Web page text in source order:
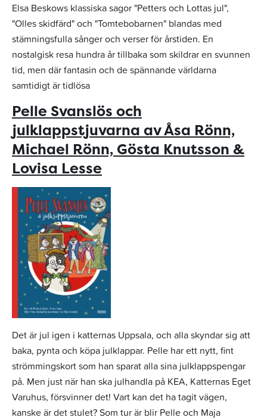
Elsa Beskows klassiska sagor "Petters och Lottas jul",
"Olles skidfärd" och "Tomtebobarnen" blandas med
stämningsfulla sånger och verser för årstiden. En
nostalgisk resa hundra år tillbaka som skildrar en svunnen
tid, men där fantasin och de spännande världarna
samtidigt är tidlösa
Pelle Svanslös och
julklappstjuvarna av Åsa Rönn,
Michael Rönn, Gösta Knutsson &
Lovisa Lesse
Det är jul igen i katternas Uppsala, och alla skyndar sig att
baka, pynta och köpa julklappar. Pelle har ett nytt, fint
strömmingskort som han sparat alla sina julklappspengar
på. Men just när han ska julhandla på KEA, Katternas Eget
Varuhus, försvinner det! Vart kan det ha tagit vägen,
kanske är det stulet? Som tur är blir Pelle och Maja